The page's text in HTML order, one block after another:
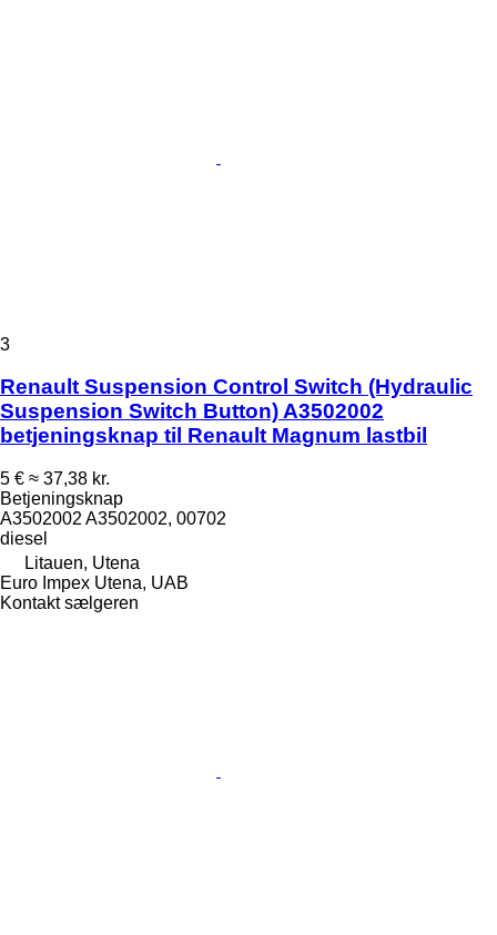
3
Renault Suspension Control Switch (Hydraulic
Suspension Switch Button) A3502002
betjeningsknap til Renault Magnum lastbil
5 € ≈ 37,38 kr.
Betjeningsknap
A3502002 A3502002, 00702
diesel
Litauen, Utena
Euro Impex Utena, UAB
Kontakt sælgeren